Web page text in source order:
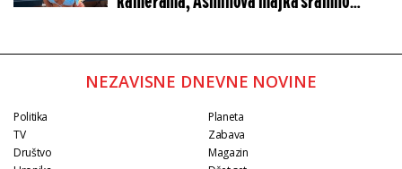
NEZAVISNE DNEVNE NOVINE
Politika
TV
Društvo
Planeta
Zabava
Magazin